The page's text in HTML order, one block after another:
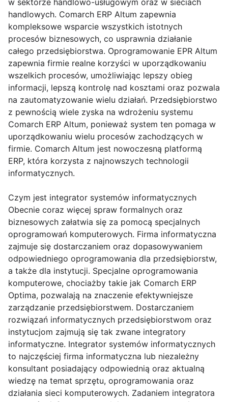
w sektorze handlowo-usługowym oraz w sieciach
handlowych. Comarch ERP Altum zapewnia
kompleksowe wsparcie wszystkich istotnych
procesów biznesowych, co usprawnia działanie
całego przedsiębiorstwa. Oprogramowanie EPR Altum
zapewnia firmie realne korzyści w uporządkowaniu
wszelkich procesów, umożliwiając lepszy obieg
informacji, lepszą kontrolę nad kosztami oraz pozwala
na zautomatyzowanie wielu działań. Przedsiębiorstwo
z pewnością wiele zyska na wdrożeniu systemu
Comarch ERP Altum, ponieważ system ten pomaga w
uporządkowaniu wielu procesów zachodzących w
firmie. Comarch Altum jest nowoczesną platformą
ERP, która korzysta z najnowszych technologii
informatycznych.
Czym jest integrator systemów informatycznych
Obecnie coraz więcej spraw formalnych oraz
biznesowych załatwia się za pomocą specjalnych
oprogramowań komputerowych. Firma informatyczna
zajmuje się dostarczaniem oraz dopasowywaniem
odpowiedniego oprogramowania dla przedsiębiorstw,
a także dla instytucji. Specjalne oprogramowania
komputerowe, chociażby takie jak Comarch ERP
Optima, pozwalają na znaczenie efektywniejsze
zarządzanie przedsiębiorstwem. Dostarczaniem
rozwiązań informatycznych przedsiębiorstwom oraz
instytucjom zajmują się tak zwane integratory
informatyczne. Integrator systemów informatycznych
to najczęściej firma informatyczna lub niezależny
konsultant posiadający odpowiednią oraz aktualną
wiedzę na temat sprzętu, oprogramowania oraz
działania sieci komputerowych. Zadaniem integratora